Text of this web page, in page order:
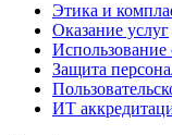
Этика и
Оказание услуг
Использование
Защита
ИТ